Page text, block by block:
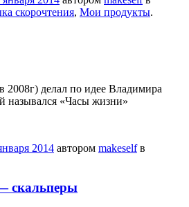
скорочтения, Мои продукты.
2008г) делал по идее Владимира
назывался «Часы жизни»
2014 автором makeselfв
скальперы